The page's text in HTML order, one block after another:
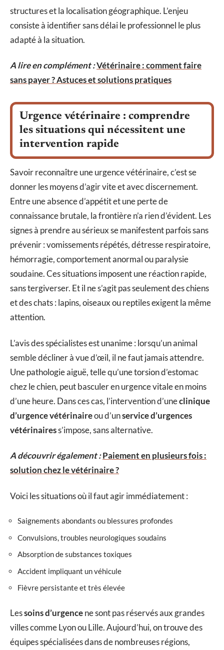
structures et la localisation géographique. L’enjeu
consiste à identifier sans délai le professionnel le plus
adapté à la situation.
A lire en complément :Vétérinaire : comment faire
sans payer ? Astuces et solutions pratiques
Urgence vétérinaire : comprendre
les situations qui nécessitent une
intervention rapide
Savoir reconnaître une urgence vétérinaire, c’est se
donner les moyens d’agir vite et avec discernement.
Entre une absence d’appétit et une perte de
connaissance brutale, la frontière n’a rien d’évident. Les
signes à prendre au sérieux se manifestent parfois sans
prévenir : vomissements répétés, détresse respiratoire,
hémorragie, comportement anormal ou paralysie
soudaine. Ces situations imposent une réaction rapide,
sans tergiverser. Et il ne s’agit pas seulement des chiens
et des chats : lapins, oiseaux ou reptiles exigent la même
attention.
L’avis des spécialistes est unanime : lorsqu’un animal
semble décliner à vue d’œil, il ne faut jamais attendre.
Une pathologie aiguë, telle qu’une torsion d’estomac
chez le chien, peut basculer en urgence vitale en moins
d’une heure. Dans ces cas, l’intervention d’uneclinique
d’urgence vétérinaireou d’unservice d’urgences
vétérinairess’impose, sans alternative.
A découvrir également :Paiement en plusieurs fois :
solution chez le vétérinaire ?
Voici les situations où il faut agir immédiatement :
Saignements abondants ou blessures profondes
Convulsions, troubles neurologiques soudains
Absorption de substances toxiques
Accident impliquant un véhicule
Fièvre persistante et très élevée
Lessoins d’urgencene sont pas réservés aux grandes
villes comme Lyon ou Lille. Aujourd’hui, on trouve des
équipes spécialisées dans de nombreuses régions,